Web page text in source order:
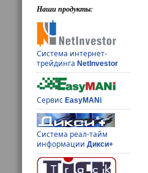
Наши продукты:
Система интернет-
трейдингаNetInvestor
СервисEasyMANi
Система реал-тайм
информацииДикси+